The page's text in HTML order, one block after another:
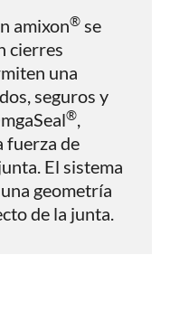
amixon® se
cierres
una
seguros y
®,
fuerza de
El sistema
geometría
de la junta.